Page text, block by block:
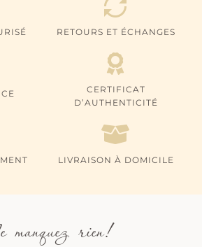
RETOURS ET ÉCHANGES
CERTIFICAT
D’AUTHENTICITÉ
LIVRAISON À DOMICILE
rien!